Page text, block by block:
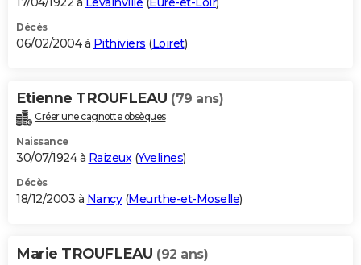
Décès
06/02/2004 à Pithiviers (Loiret)
Etienne TROUFLEAU (79 ans)
Créer une cagnotte obsèques
Naissance
30/07/1924 à Raizeux(Yvelines)
Décès
18/12/2003 à Nancy(Meurthe-et-Moselle)
Marie TROUFLEAU (92 ans)